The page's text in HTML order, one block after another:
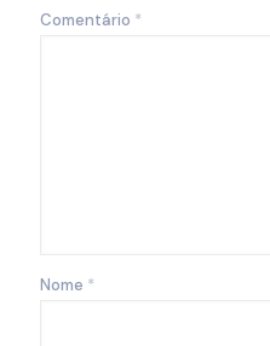
Comentário *
Nome *